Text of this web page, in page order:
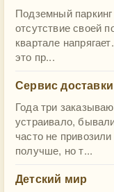
Подземный
отсутствие своей
квартале
это пр...
Сервис
Года три
устраивало,
часто не
получше, но т...
Детский мир